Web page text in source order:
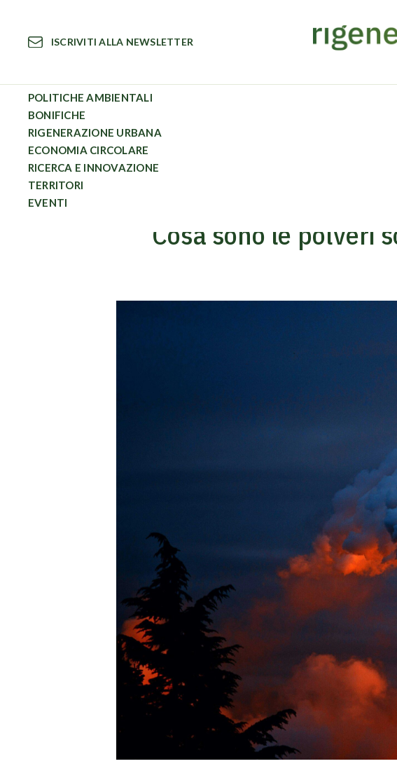
contenuto
ISCRIVITI ALLA NEWSLETTER
POLITICHE AMBIENTALI
BONIFICHE
RIGENERAZIONE URBANA
ECONOMIA CIRCOLARE
RICERCA E INNOVAZIONE
TERRITORI
EVENTI
Circular News Cosa sono le polveri sottili e come influiscono sulla salute
Cosa sono le polveri